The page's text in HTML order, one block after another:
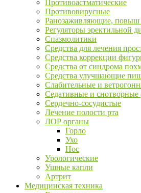
Противоастматические
Противовирусные
Ранозаживляющие, повыш
Регуляторы эректильной
Спазмолитики
Средства для лечения
Средства коррекции
Средства от синдрома
Средства улучшающие
Слабительные и
Седативные и
Сердечно-сосудистые
Лечение полости рта
ЛОР органы
Горло
Ухо
Нос
Урологические
Ушные капли
Артрит
Медицинская техника